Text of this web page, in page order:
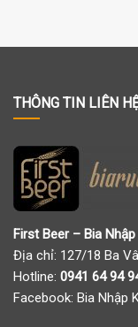
THÔNG TIN LIÊN
First Beer – Bia
Địa chỉ: 127/18 Ba
Hotline: 0941 64 94
Facebook: Bia Nhập